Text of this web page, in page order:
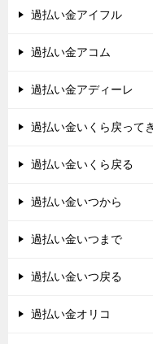
過払い金アイフル
過払い金アコム
過払い金アディーレ
過払い金いくら戻って
過払い金いくら戻る
過払い金いつから
過払い金いつまで
過払い金いつ戻る
過払い金オリコ